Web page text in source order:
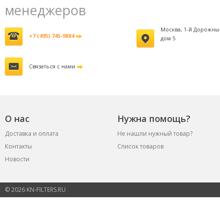
менеджеров
+7 (495) 745-9884
Москва, 1-й
дом 5
Связаться с нами
О нас Нужна помощь?
Доставка и оплата
Не нашли нужный товар?
Контакты
Список товаров
Новости
© 2026 KN-FILTERS.RU